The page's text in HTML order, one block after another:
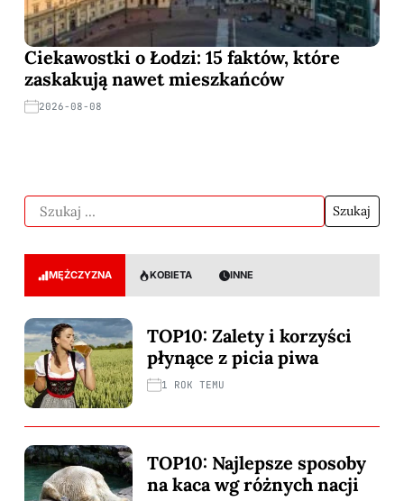
Ciekawostki o Łodzi: 15 faktów, które
zaskakują nawet mieszkańców
2026-08-08
MĘŻCZYZNA KOBIETA INNE
TOP10: Zalety i korzyści
płynące z picia piwa
1 ROK TEMU
TOP10: Najlepsze sposoby
na kaca wg różnych nacji